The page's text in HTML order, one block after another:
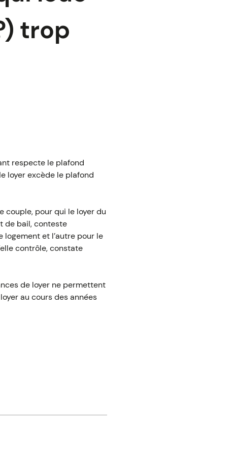
trop
respecte le plafond
loyer excède le plafond
couple, pour qui le loyer du
de bail, conteste
et l’autre pour le
contrôle, constate
de loyer ne permettent
au cours des années